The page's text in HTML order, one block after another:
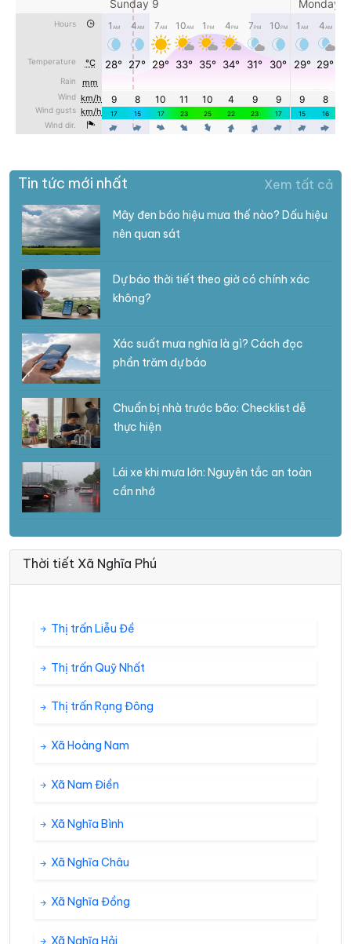
Tin tức mới nhất Xem tất cả
Mây đen báo hiệu mưa thế nào? Dấu hiệu
nên quan sát
Dự báo thời tiết theo giờ có chính xác
không?
Xác suất mưa nghĩa là gì? Cách đọc
phần trăm dự báo
Chuẩn bị nhà trước bão: Checklist dễ
thực hiện
Lái xe khi mưa lớn: Nguyên tắc an toàn
cần nhớ
Thời tiết Xã Nghĩa Phú
Thị trấn Liễu Đề
Thị trấn Quỹ Nhất
Thị trấn Rạng Đông
Xã Hoàng Nam
Xã Nam Điền
Xã Nghĩa Bình
Xã Nghĩa Châu
Xã Nghĩa Đồng
Xã Nghĩa Hải